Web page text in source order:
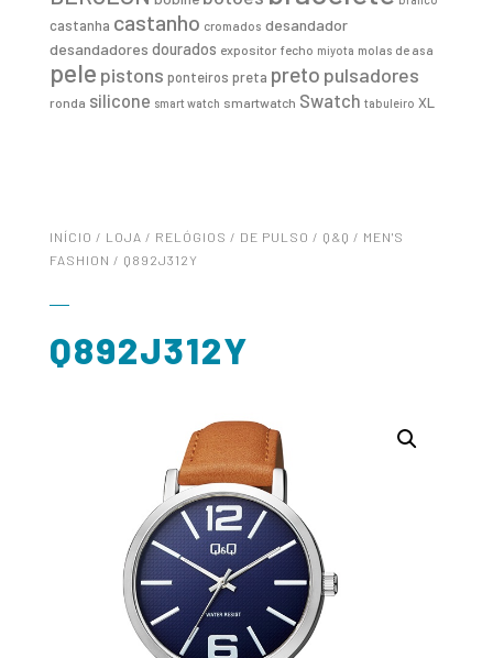
castanha castanho cromados desandador
desandadores dourados expositor fecho miyota molas de asa
pele pistons ponteiros preta preto pulsadores
ronda silicone smart watch smartwatch Swatch tabuleiro XL
INÍCIO / LOJA / RELÓGIOS / DE PULSO / Q&Q / MEN'S
FASHION / Q892J312Y
Q892J312Y